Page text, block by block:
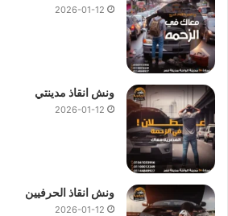
2026-01-12
ونش انقاذ مدينتي
2026-01-12
ونش انقاذ الحرفيين
2026-01-12